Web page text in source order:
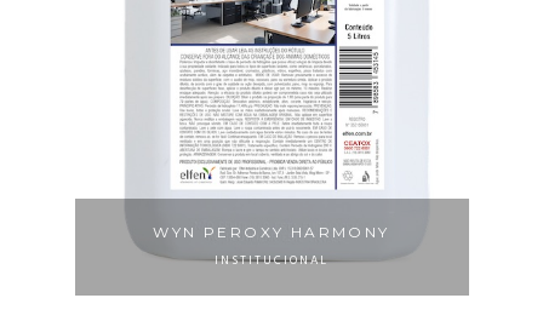
WYN PEROXY HARMONY
INSTITUCIONAL